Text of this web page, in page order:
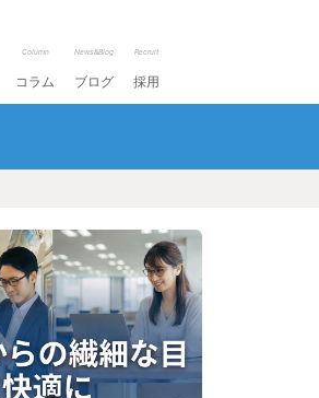
Column
コラム
News&Blog
ブログ
Recruit
採用